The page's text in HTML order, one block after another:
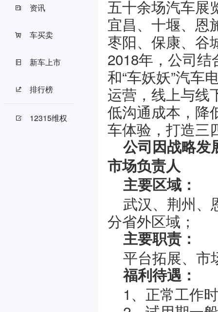
资讯
车买卖
新车上市
排行榜
12315维权
五十余场汽车展
宜昌、十堰、恩
枣阳、保康、谷
2018年，公司结
和“车妖妖”汽车
运营，线上与线
低沟通成本，降
车体验，打造三
公司因战略发
市场负责人
主要区域：
武汉、荆州、
分省外区域；
主要职责：
平台拓展、市
福利待遇：
1、正常工作